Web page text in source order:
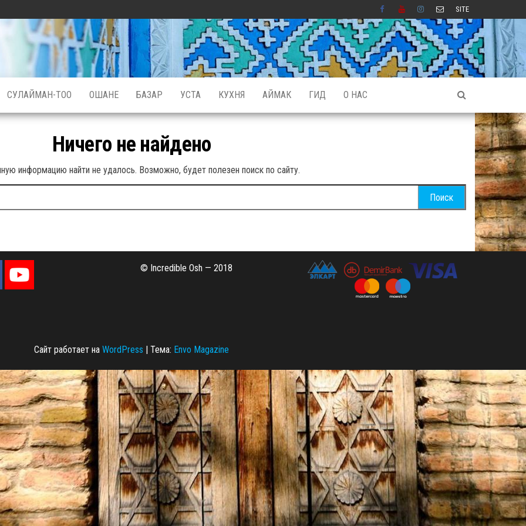
SITE
СУЛАЙМАН-ТОО ОШАНЕ БАЗАР УСТА КУХНЯ АЙМАК ГИД О НАС
Ничего не найдено
информацию найти не удалось. Возможно, будет полезен поиск по сайту.
© Incredible Osh — 2018
Сайт работает на WordPress | Тема: Envo Magazine